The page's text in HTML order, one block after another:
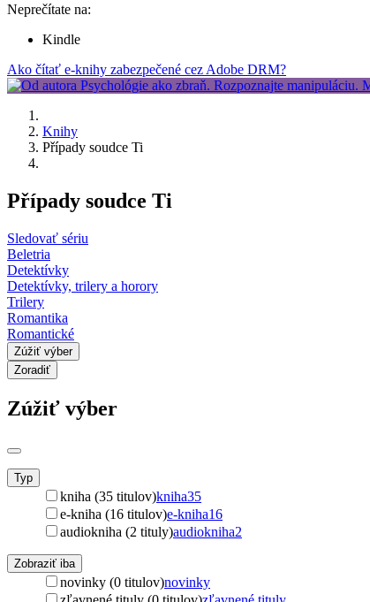
Neprečítate na:
Kindle
Ako čítať e-knihy zabezpečené cez Adobe DRM?
Knihy
Případy soudce Ti
Případy soudce Ti
Sledovať sériu
Beletria
Detektívky
Detektívky, trilery a horory
Trilery
Romantika
Romantické
Zúžiť výber
Zoradiť
Zúžiť výber
Typ
kniha (35 titulov)kniha35
e-kniha (16 titulov)e-kniha16
audiokniha (2 tituly)audiokniha2
Zobraziť iba
novinky (0 titulov)novinky